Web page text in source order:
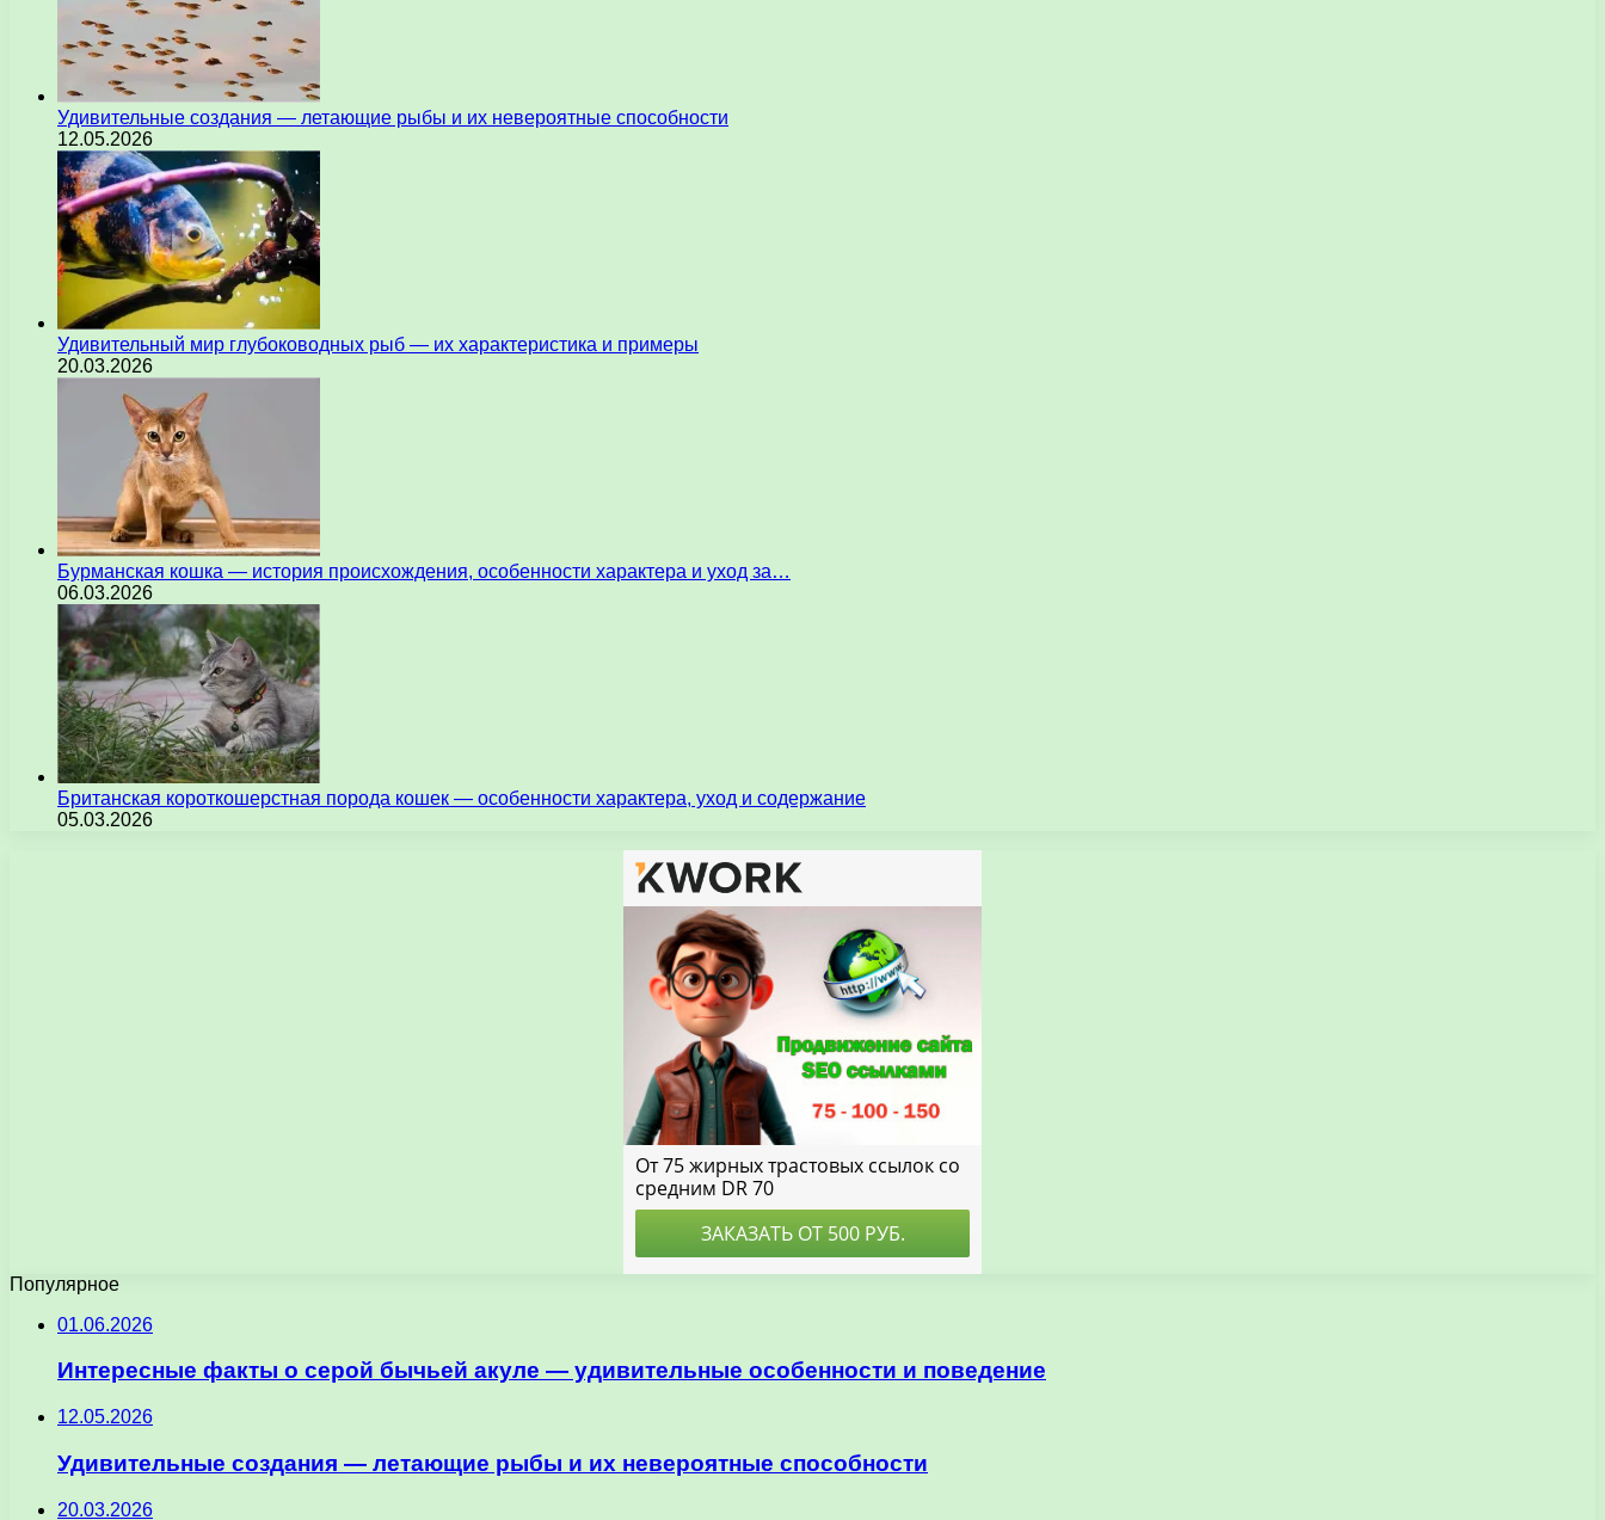
Удивительные создания — летающие рыбы и их невероятные способности
12.05.2026
Удивительный мир глубоководных рыб — их характеристика и примеры
20.03.2026
Бурманская кошка — история происхождения, особенности характера и уход за…
06.03.2026
Британская короткошерстная порода кошек — особенности характера, уход и содержание
05.03.2026
Популярное
01.06.2026
Интересные факты о серой бычьей акуле — удивительные особенности и поведение
12.05.2026
Удивительные создания — летающие рыбы и их невероятные способности
20.03.2026